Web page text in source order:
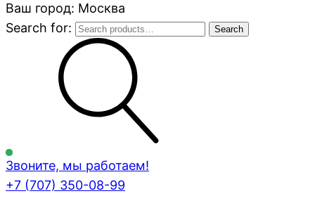
Ваш город: Москва
Search for:
Search
Звоните, мы работаем!
+7 (707) 350-08-99